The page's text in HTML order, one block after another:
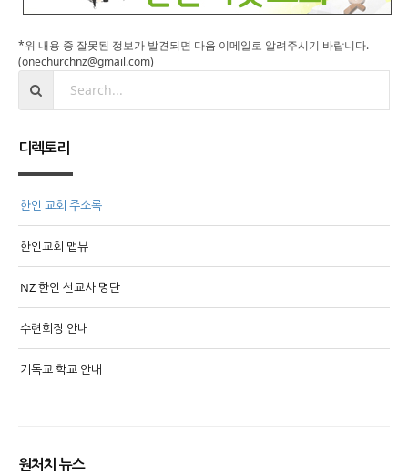
*위 내용 중 잘못된 정보가 발견되면 다음 이메일로 알려주시기 바랍니다.
(onechurchnz@gmail.com)
디렉토리
한인 교회 주소록
한인교회 맵뷰
NZ 한인 선교사 명단
수련회장 안내
기독교 학교 안내
원처치 뉴스